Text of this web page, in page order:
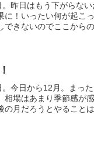
昨日はもう下がらな
に！いったい何が起こ
できないのでここから
今日から12月。まっ
相場はあまり季節感が
の月だろうとやること